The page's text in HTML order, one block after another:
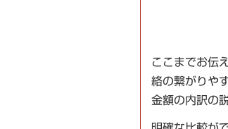
ここまでお伝
絡の繋がりや
金額の内訳の